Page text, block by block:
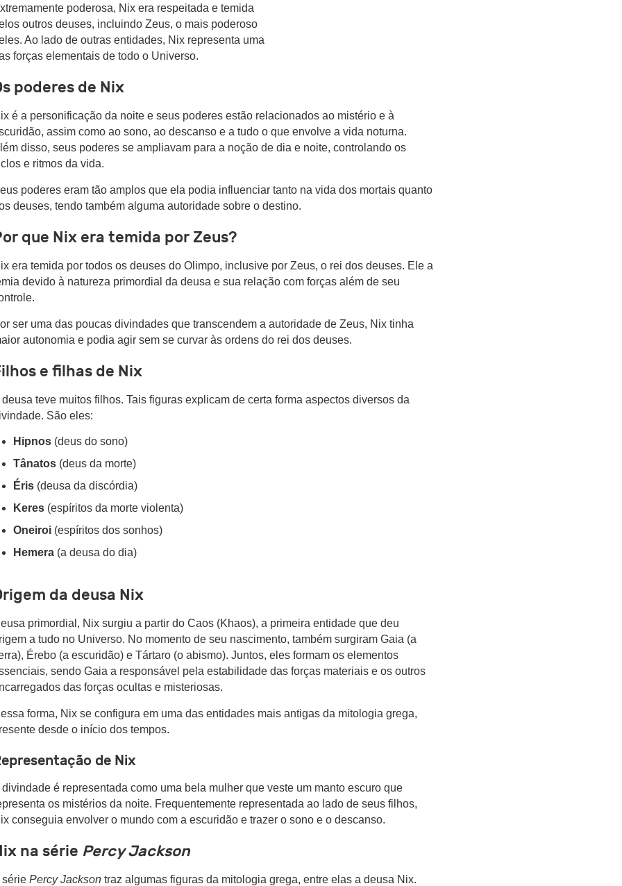
poderosa, Nix era respeitada e temida
outros deuses, incluindo Zeus, o mais poderoso
Ao lado de outras entidades, Nix representa uma
forças elementais de todo o Universo.
poderes de Nix
é a personificação da noite e seus poderes estão relacionados ao mistério e à
assim como ao sono, ao descanso e a tudo o que envolve a vida noturna.
disso, seus poderes se ampliavam para a noção de dia e noite, controlando os
e ritmos da vida.
poderes eram tão amplos que ela podia influenciar tanto na vida dos mortais quanto
deuses, tendo também alguma autoridade sobre o destino.
que Nix era temida por Zeus?
era temida por todos os deuses do Olimpo, inclusive por Zeus, o rei dos deuses. Ele a
devido à natureza primordial da deusa e sua relação com forças além de seu
ser uma das poucas divindades que transcendem a autoridade de Zeus, Nix tinha
autonomia e podia agir sem se curvar às ordens do rei dos deuses.
e filhas de Nix
deusa teve muitos filhos. Tais figuras explicam de certa forma aspectos diversos da
São eles:
Hipnos (deus do sono)
Tânatos (deus da morte)
Éris (deusa da discórdia)
Keres (espíritos da morte violenta)
Oneiroi (espíritos dos sonhos)
Hemera (a deusa do dia)
da deusa Nix
primordial, Nix surgiu a partir do Caos (Khaos), a primeira entidade que deu
a tudo no Universo. No momento de seu nascimento, também surgiram Gaia (a
Érebo (a escuridão) e Tártaro (o abismo). Juntos, eles formam os elementos
sendo Gaia a responsável pela estabilidade das forças materiais e os outros
das forças ocultas e misteriosas.
forma, Nix se configura em uma das entidades mais antigas da mitologia grega,
desde o início dos tempos.
de Nix
divindade é representada como uma bela mulher que veste um manto escuro que
os mistérios da noite. Frequentemente representada ao lado de seus filhos,
conseguia envolver o mundo com a escuridão e trazer o sono e o descanso.
na série Percy Jackson
série Percy Jackson traz algumas figuras da mitologia grega, entre elas a deusa Nix.